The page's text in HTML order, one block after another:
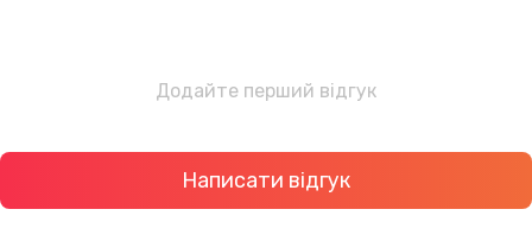
Додайте перший відгук
Написати відгук